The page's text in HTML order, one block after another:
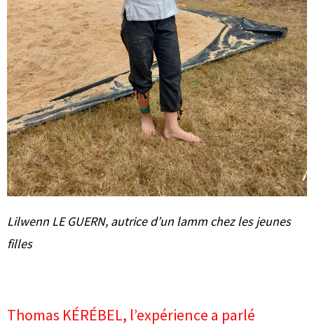
Lilwenn LE GUERN, autrice d’un lamm chez les jeunes
filles
Thomas KÉRÉBEL, l’expérience a parlé